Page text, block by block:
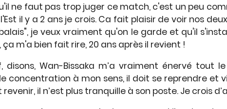
ne faut pas trop juger ce match, c'est un peu
l'Est il y a 2 ans je crois. Ca fait plaisir de voir nos
je veux vraiment qu'on le garde et qu'il
m'a bien fait rire, 20 ans après il revient !
disons, Wan-Bissaka m’a vraiment énervé
concentration à mon sens, il doit se reprendre et
il n’est plus tranquille à son poste. Je crois